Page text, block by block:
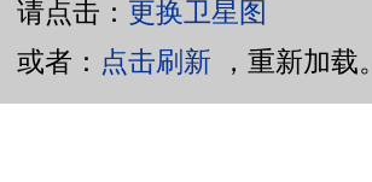
请点击： 更换卫星图
或者： 点击刷新 ，重新加载。